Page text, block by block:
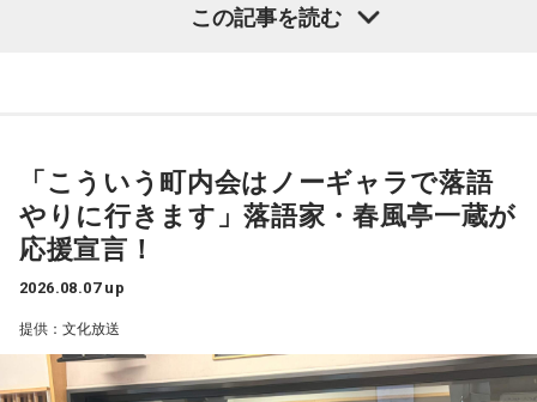
これは2027年4月から2年限定となるが、現行の8％（軽減税
なったのかもよくわかない」
金子勝 「だって昔のブログでは、消費税の減税を批判してた
んですから」
財政が悪化し、円売りや国債売りを招く懸念もあるが……
この記事を読む
「こういう町内会はノーギャラで落語
やりに行きます」落語家・春風亭一蔵が
応援宣言！
2026.08.07 up
提供：文化放送